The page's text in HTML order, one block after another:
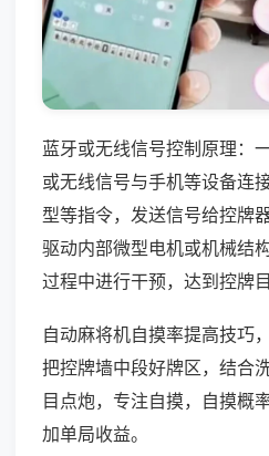
蓝牙或无线信号控制原理：
或无线信号与手机等设备连
型等指令，发送信号给控牌
驱动内部微型电机或机械结
过程中进行干预，达到控牌目
自动麻将机自摸率提高技巧
把控牌墙中段好牌区，结合
目点炮，专注自摸，自摸概
加单局收益。